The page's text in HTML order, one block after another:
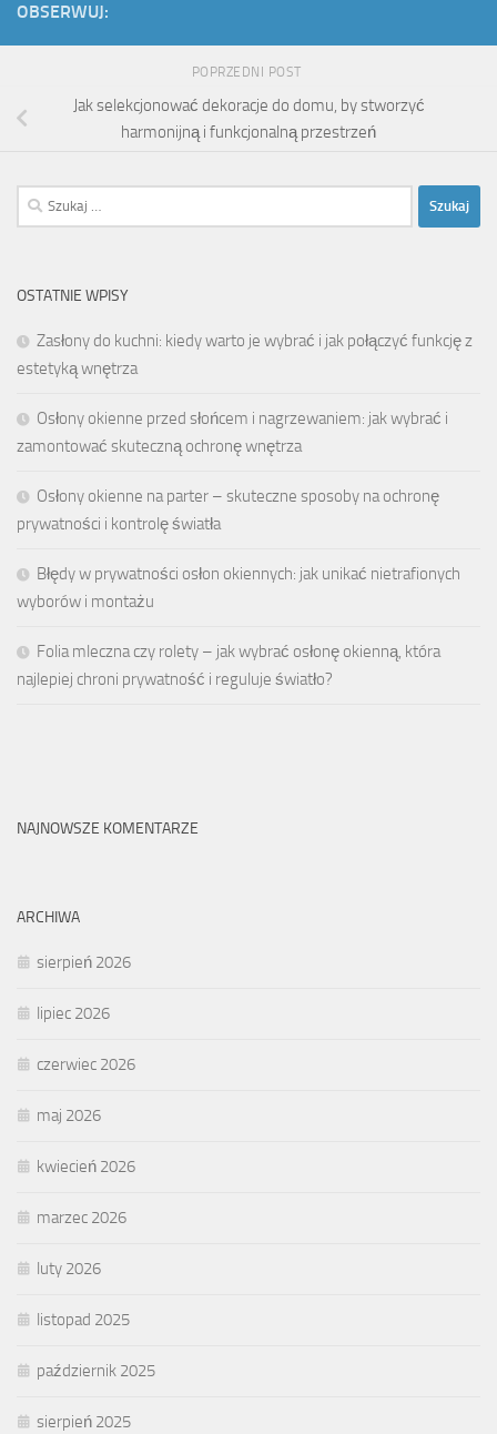
OBSERWUJ:
POPRZEDNI POST
Jak selekcjonować dekoracje do domu, by stworzyć
harmonijną i funkcjonalną przestrzeń
Szukaj:
OSTATNIE WPISY
Zasłony do kuchni: kiedy warto je wybrać i jak połączyć funkcję z
estetyką wnętrza
Osłony okienne przed słońcem i nagrzewaniem: jak wybrać i
zamontować skuteczną ochronę wnętrza
Osłony okienne na parter – skuteczne sposoby na ochronę
prywatności i kontrolę światła
Błędy w prywatności osłon okiennych: jak unikać nietrafionych
wyborów i montażu
Folia mleczna czy rolety – jak wybrać osłonę okienną, która
najlepiej chroni prywatność i reguluje światło?
NAJNOWSZE KOMENTARZE
ARCHIWA
sierpień 2026
lipiec 2026
czerwiec 2026
maj 2026
kwiecień 2026
marzec 2026
luty 2026
listopad 2025
październik 2025
sierpień 2025